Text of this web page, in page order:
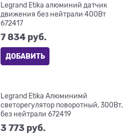
Legrand Etika алюминий датчик
движения без нейтрали 400Вт
672417
7 834 руб.
ДОБАВИТЬ
Legrand Etika Алюминимй
светорегулятор поворотный, 300Вт,
без нейтрали 672419
3 773 руб.